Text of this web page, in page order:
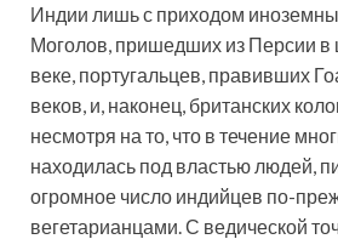
Индии лишь с приходом
Моголов, пришедших из Персии в
веке, португальцев, правивших
веков, и, наконец, британских
несмотря на то, что в течение
находилась под властью людей,
огромное число индийцев по-
вегетарианцами. С ведической